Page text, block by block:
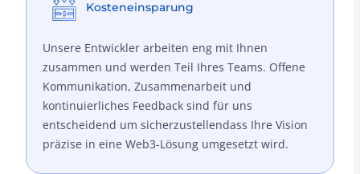
Kosteneinsparung
Unsere Entwickler arbeiten eng mit Ihnen
zusammen und werden Teil Ihres Teams. Offene
Kommunikation, Zusammenarbeit und
kontinuierliches Feedback sind für uns
entscheidend um sicherzustellendass Ihre Vision
präzise in eine Web3-Lösung umgesetzt wird.